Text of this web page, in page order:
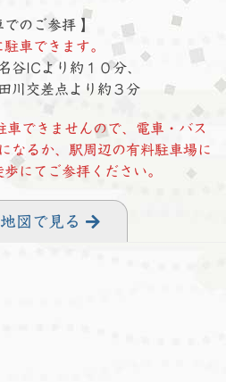
でのご参拝 】
車できます。
谷ICより約１０分、
川交差点より約３分
できませんので、電車・バス
なるか、駅周辺の有料駐車場に
にてご参拝ください。
図で見る